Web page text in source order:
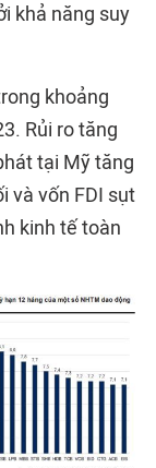
khả năng suy
khoảng
Rủi ro tăng
tại Mỹ tăng
và vốn FDI sụt
kinh tế toàn